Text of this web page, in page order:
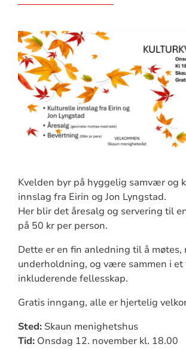
Kvelden byr på hyggelig samvær og
innslag fra Eirin og Jon Lyngstad.
Her blir det åresalg og servering til
på 50 kr per person.
Dette er en fin anledning til å møtes,
underholdning, og være sammen i et
inkluderende fellesskap.
Gratis inngang, alle er hjertelig
Sted:Skaun menighetshus
Tid:Onsdag 12. november kl. 18.00